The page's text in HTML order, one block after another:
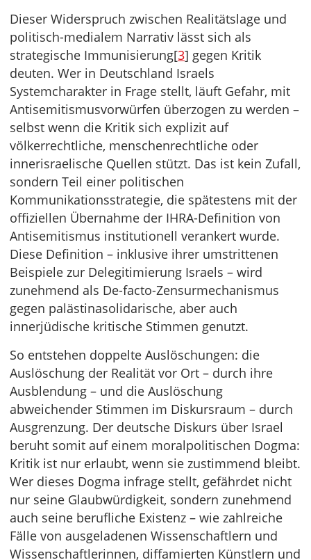
Dieser Widerspruch zwischen Realitätslage und
politisch-medialem Narrativ lässt sich als
strategische Immunisierung[3] gegen Kritik
deuten. Wer in Deutschland Israels
Systemcharakter in Frage stellt, läuft Gefahr, mit
Antisemitismusvorwürfen überzogen zu werden –
selbst wenn die Kritik sich explizit auf
völkerrechtliche, menschenrechtliche oder
innerisraelische Quellen stützt. Das ist kein Zufall,
sondern Teil einer politischen
Kommunikationsstrategie, die spätestens mit der
offiziellen Übernahme der IHRA-Definition von
Antisemitismus institutionell verankert wurde.
Diese Definition – inklusive ihrer umstrittenen
Beispiele zur Delegitimierung Israels – wird
zunehmend als De-facto-Zensurmechanismus
gegen palästinasolidarische, aber auch
innerjüdische kritische Stimmen genutzt.
So entstehen doppelte Auslöschungen: die
Auslöschung der Realität vor Ort – durch ihre
Ausblendung – und die Auslöschung
abweichender Stimmen im Diskursraum – durch
Ausgrenzung. Der deutsche Diskurs über Israel
beruht somit auf einem moralpolitischen Dogma:
Kritik ist nur erlaubt, wenn sie zustimmend bleibt.
Wer dieses Dogma infrage stellt, gefährdet nicht
nur seine Glaubwürdigkeit, sondern zunehmend
auch seine berufliche Existenz – wie zahlreiche
Fälle von ausgeladenen Wissenschaftlern und
Wissenschaftlerinnen, diffamierten Künstlern und